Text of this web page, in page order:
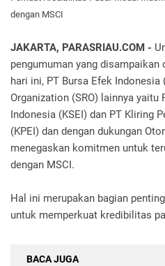
dengan MSCI
JAKARTA, PARASRIAU.COM -
pengumuman yang disampaikan
hari ini, PT Bursa Efek
Organization (SRO) lainnya yaitu
Indonesia (KSEI) dan PT Kliring
(KPEI) dan dengan dukungan
menegaskan komitmen untuk
dengan MSCI.
Hal ini merupakan bagian
untuk memperkuat kredibilitas
BACA JUGA